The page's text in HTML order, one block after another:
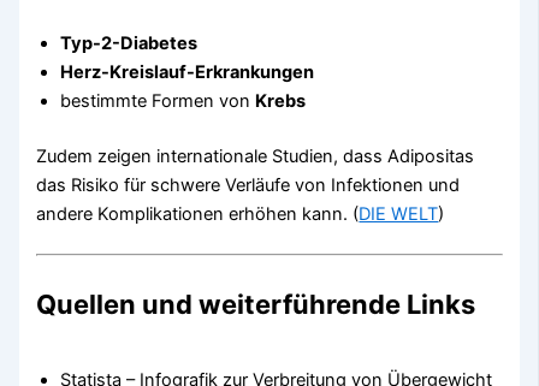
Typ-2-Diabetes
Herz-Kreislauf-Erkrankungen
bestimmte Formen von Krebs
Zudem zeigen internationale Studien, dass Adipositas
das Risiko für schwere Verläufe von Infektionen und
andere Komplikationen erhöhen kann. (DIE WELT)
Quellen und weiterführende Links
Statista – Infografik zur Verbreitung von Übergewicht